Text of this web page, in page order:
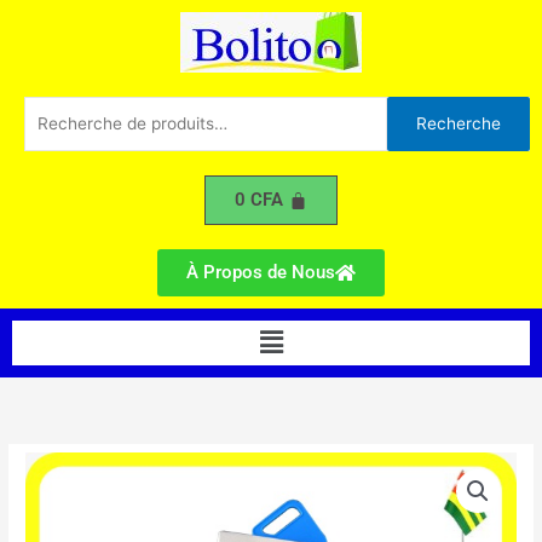
pour :
Recherche
0CFA
À Propos de Nous
Menu
quantité
de